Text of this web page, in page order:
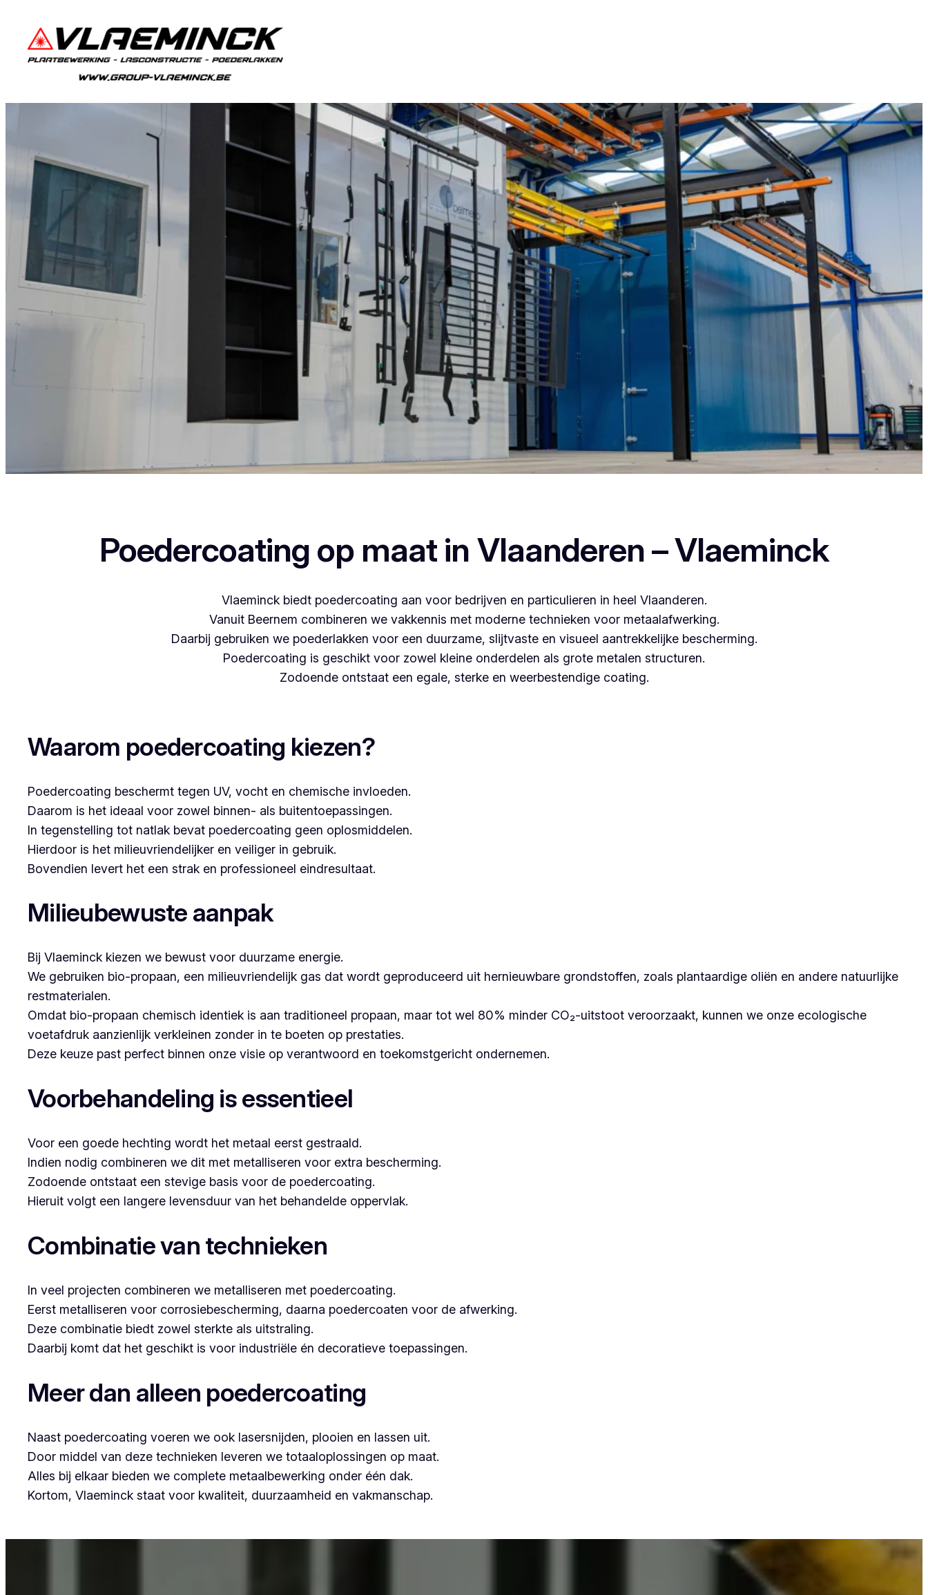
Poedercoating op maat in Vlaanderen – Vlaeminck
Vlaeminck biedt poedercoating aan voor bedrijven en particulieren in heel Vlaanderen.
Vanuit Beernem combineren we vakkennis met moderne technieken voor metaalafwerking.
Daarbij gebruiken we poederlakken voor een duurzame, slijtvaste en visueel aantrekkelijke bescherming.
Poedercoating is geschikt voor zowel kleine onderdelen als grote metalen structuren.
Zodoende ontstaat een egale, sterke en weerbestendige coating.
Waarom poedercoating kiezen?
Poedercoating beschermt tegen UV, vocht en chemische invloeden.
Daarom is het ideaal voor zowel binnen- als buitentoepassingen.
In tegenstelling tot natlak bevat poedercoating geen oplosmiddelen.
Hierdoor is het milieuvriendelijker en veiliger in gebruik.
Bovendien levert het een strak en professioneel eindresultaat.
Milieubewuste aanpak
Bij Vlaeminck kiezen we bewust voor duurzame energie.
We gebruiken bio-propaan, een milieuvriendelijk gas dat wordt geproduceerd uit hernieuwbare grondstoffen, zoals plantaardige oliën en andere natuurlijke
restmaterialen.
Omdat bio-propaan chemisch identiek is aan traditioneel propaan, maar tot wel 80% minder CO₂-uitstoot veroorzaakt, kunnen we onze ecologische
voetafdruk aanzienlijk verkleinen zonder in te boeten op prestaties.
Deze keuze past perfect binnen onze visie op verantwoord en toekomstgericht ondernemen.
Voorbehandeling is essentieel
Voor een goede hechting wordt het metaal eerst gestraald.
Indien nodig combineren we dit met metalliseren voor extra bescherming.
Zodoende ontstaat een stevige basis voor de poedercoating.
Hieruit volgt een langere levensduur van het behandelde oppervlak.
Combinatie van technieken
In veel projecten combineren we metalliseren met poedercoating.
Eerst metalliseren voor corrosiebescherming, daarna poedercoaten voor de afwerking.
Deze combinatie biedt zowel sterkte als uitstraling.
Daarbij komt dat het geschikt is voor industriële én decoratieve toepassingen.
Meer dan alleen poedercoating
Naast poedercoating voeren we ook lasersnijden, plooien en lassen uit.
Door middel van deze technieken leveren we totaaloplossingen op maat.
Alles bij elkaar bieden we complete metaalbewerking onder één dak.
Kortom, Vlaeminck staat voor kwaliteit, duurzaamheid en vakmanschap.